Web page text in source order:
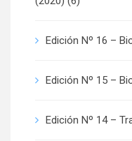
Edición Nº 16 –
Edición Nº 15 –
Edición Nº 14 –